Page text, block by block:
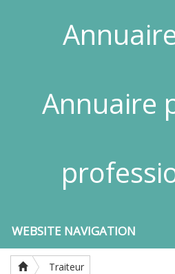
Annuaire
WEBSITE NAVIGATION
Traiteur